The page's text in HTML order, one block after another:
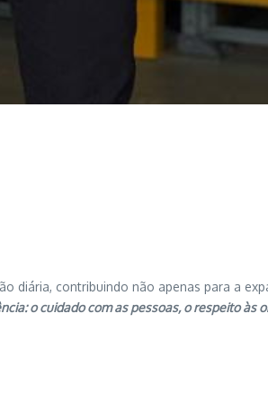
diária, contribuindo não apenas para a
o cuidado com as pessoas, o respeito